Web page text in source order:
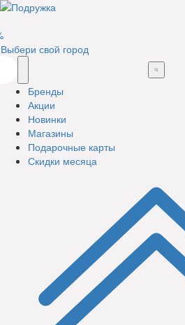
Выбери свой город
Бренды
Акции
Новинки
Магазины
Подарочные карты
Скидки месяца